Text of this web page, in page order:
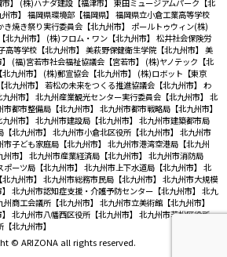
】 (株)ハナダ建設【福津市】 東田ミュージアムパーク【北
市】 福岡県環境部【福岡県】 福岡県立小倉工業高等学校
焼き祭り実行委員会【北九州市】 ポールトゥウィン(株)
九州市】 (株)フロム・ワン【北九州市】 松井社会保険労
高等学校【北九州市】 美萩野保健衛生学院【北九州市】 美
(福)宮若市社会福祉協議会【宮若市】 (株)ヤノテック【北
九州市】 (株)郵宣協会【北九州市】 (株)ロボット【東京
九州市】 若松の未来をつくる推進協議会【北九州市】 わ
州市】 北九州産業観光センター実行委員会【北九州市】 北
市都市整備局【北九州市】 北九州市都市戦略局【北九州市】
州市】 北九州市建設局【北九州市】 北九州市建築都市局
北九州市】 北九州市小倉北区役所【北九州市】 北九州市
市子ども家庭局【北九州市】 北九州市港湾空港局【北九州
市】 北九州市産業経済局【北九州市】 北九州市消防局
ーツ局【北九州市】 北九州市上下水道局【北九州市】 北
九州市】 北九州市総務市民局【北九州市】 北九州市大規模
北九州市認知症支援・介護予防センター【北九州市】 北九
州商工会議所【北九州市】 北九州市立美術館【北九州市】
北九州市八幡西区役所【北九州市】 北九州市若松区役所
北九州市】
© ARIZONA all rights reserved.